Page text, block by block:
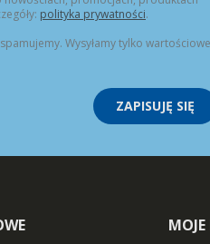
polityka prywatności.
Wysyłamy tylko wartościowe
ZAPISUJĘ SIĘ